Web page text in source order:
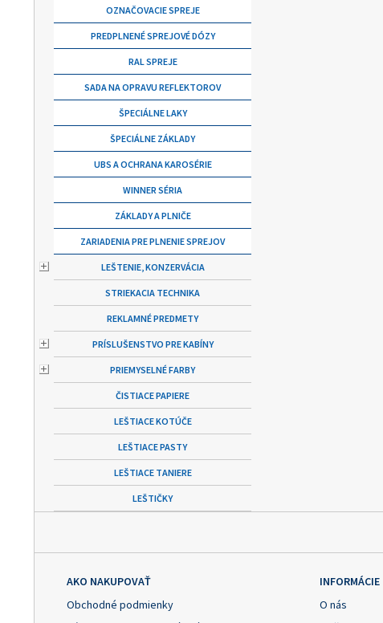
OZNAČOVACIE SPREJE
PREDPLNENÉ SPREJOVÉ DÓZY
RAL SPREJE
SADA NA OPRAVU REFLEKTOROV
ŠPECIÁLNE LAKY
ŠPECIÁLNE ZÁKLADY
UBS A OCHRANA KAROSÉRIE
WINNER SÉRIA
ZÁKLADY A PLNIČE
ZARIADENIA PRE PLNENIE SPREJOV
LEŠTENIE, KONZERVÁCIA
STRIEKACIA TECHNIKA
REKLAMNÉ PREDMETY
PRÍSLUŠENSTVO PRE KABÍNY
PRIEMYSELNÉ FARBY
ČISTIACE PAPIERE
LEŠTIACE KOTÚČE
LEŠTIACE PASTY
LEŠTIACE TANIERE
LEŠTIČKY
AKO NAKUPOVAŤ
Obchodné podmienky
INFORMÁCIE
O nás